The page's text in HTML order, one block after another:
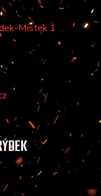
Místek 1